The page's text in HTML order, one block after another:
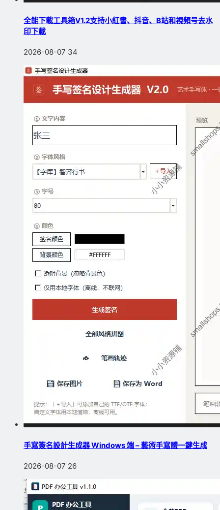
全能下載工具箱V1.2支持小紅書、抖音、B站和視頻号去水
印下載
2026-08-07 34
手寫簽名設計生成器 Windows 端 – 藝術手寫體一鍵生成
2026-08-07 26